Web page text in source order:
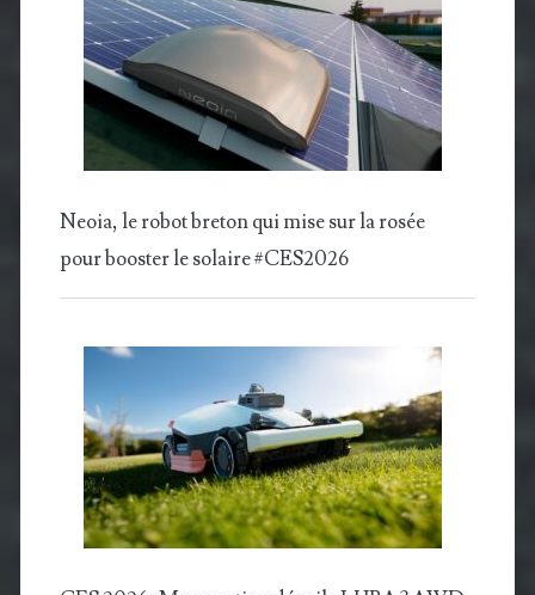
Neoia, le robot breton qui mise sur la rosée
pour booster le solaire #CES2026